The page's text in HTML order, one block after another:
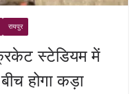
रायपुर
स्टेडियम में
होगा कड़ा